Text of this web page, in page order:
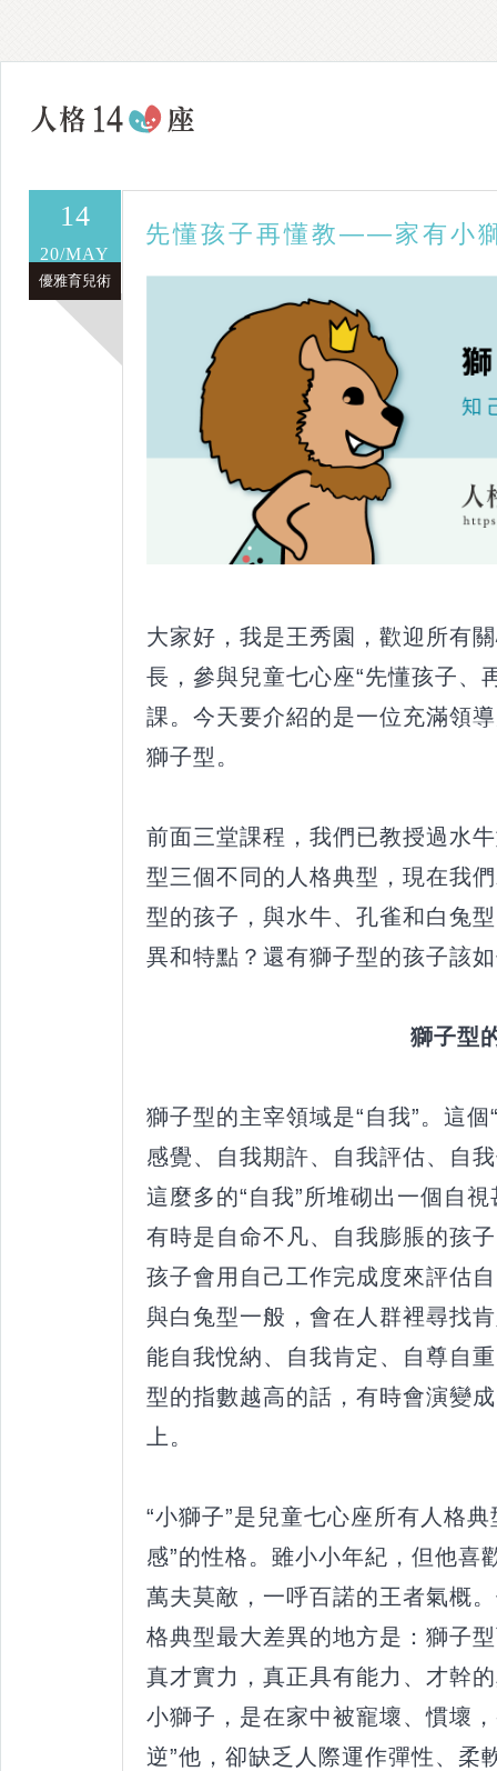
14
20/MAY
優雅育兒術
先懂孩子再懂教——家有小
大家好，我是王秀園，歡迎所有
長，參與兒童七心座“先懂孩子、
課。今天要介紹的是一位充滿領
獅子型。
前面三堂課程，我們已教授過水
型三個不同的人格典型，現在我
型的孩子，與水牛、孔雀和白兔
異和特點？還有獅子型的孩子該
獅子型的孩子是
獅子型的主宰領域是“自我”。這個
感覺、自我期許、自我評估、自
這麼多的“自我”所堆砌出一個自
有時是自命不凡、自我膨脹的孩
孩子會用自己工作完成度來評估
與白兔型一般，會在人群裡尋找
能自我悅納、自我肯定、自尊自
型的指數越高的話，有時會演變
上。
“小獅子”是兒童七心座所有人格
感”的性格。雖小小年紀，但他喜
萬夫莫敵，一呼百諾的王者氣概
格典型最大差異的地方是：獅子
真才實力，真正具有能力、才幹
小獅子，是在家中被寵壞、慣壞
逆”他，卻缺乏人際運作彈性、柔